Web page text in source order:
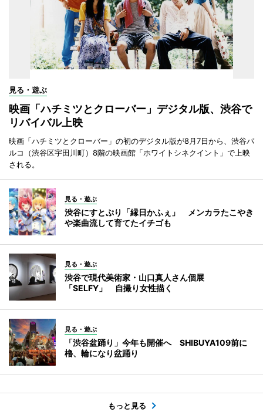
見る・遊ぶ
映画「ハチミツとクローバー」デジタル版、渋谷で
リバイバル上映
映画「ハチミツとクローバー」の初のデジタル版が8月7日から、渋谷パ
ルコ（渋谷区宇田川町）8階の映画館「ホワイトシネクイント」で上映
される。
見る・遊ぶ
渋谷にすとぷり「縁日かふぇ」 メンカラたこやき
や楽曲流して育てたイチゴも
見る・遊ぶ
渋谷で現代美術家・山口真人さん個展
「SELFY」 自撮り女性描く
見る・遊ぶ
「渋谷盆踊り」今年も開催へ SHIBUYA109前に
櫓、輪になり盆踊り
もっと見る